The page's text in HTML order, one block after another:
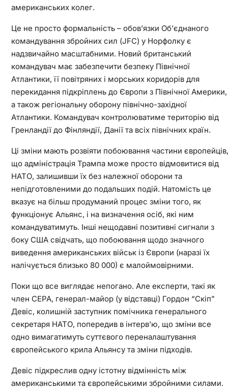
американських колег.
Це не просто формальність – обов’язки Об’єднаного
командування збройних сил (JFC) у Норфолку є
надзвичайно масштабними. Новий британський
командувач має забезпечити безпеку Північної
Атлантики, її повітряних і морських коридорів для
перекидання підкріплень до Європи з Північної Америки,
а також регіональну оборону північно-західної
Атлантики. Командувач контролюватиме територію від
Гренландії до Фінляндії, Данії та всіх північних країн.
Ці зміни мають розвіяти побоювання частини європейців,
що адміністрація Трампа може просто відмовитися від
НАТО, залишивши їх без належної оборони та
непідготовленими до подальших подій. Натомість це
вказує на більш продуманий процес зміни того, як
функціонує Альянс, і на визначення осіб, які ним
командуватимуть. Інші нещодавні позитивні сигнали з
боку США свідчать, що побоювання щодо значного
виведення американських військ із Європи (наразі їх
налічується близько 80 000) є малоймовірними.
Поки що все виглядає непогано. Але експерти, такі як
член CEPA, генерал-майор (у відставці) Гордон “Скіп”
Девіс, колишній заступник помічника генерального
секретаря НАТО, попередив в інтерв’ю, що зміни все
одно вимагатимуть суттєвого переналаштування
європейського крила Альянсу та зміни підходів.
Девіс підкреслив одну істотну відмінність між
американськими та європейськими збройними силами.